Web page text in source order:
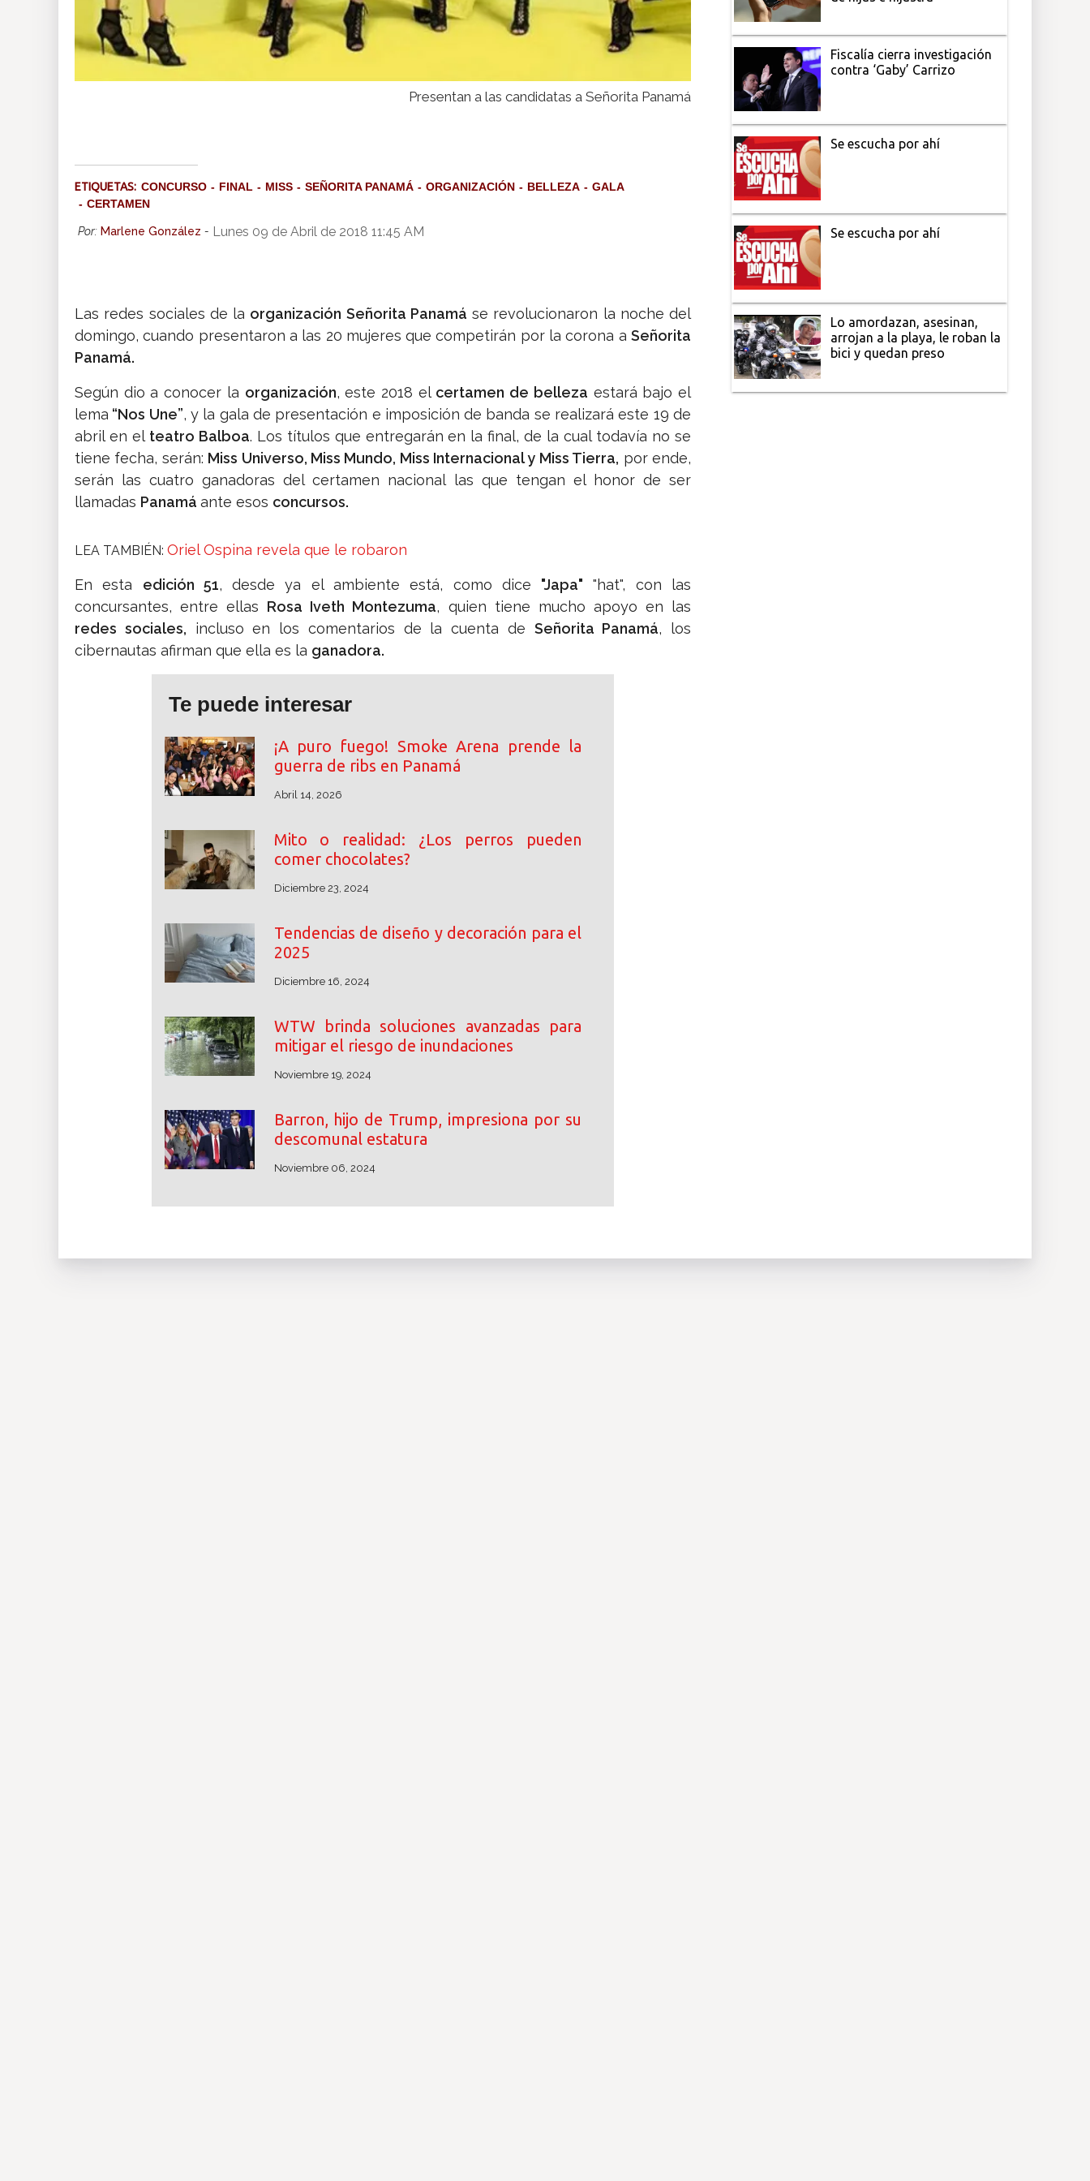
Presentan a las candidatas a Señorita Panamá
ETIQUETAS: CONCURSO FINAL MISS SEÑORITA PANAMÁ ORGANIZACIÓN BELLEZA
GALA
CERTAMEN
Por: Marlene González - Lunes 09 de Abril de 2018 11:45 AM
Las redes sociales de la organización Señorita Panamá se revolucionaron la noche del
domingo, cuando presentaron a las 20 mujeres que competirán por la corona a Señorita
Panamá.
Según dio a conocer la organización, este 2018 el certamen de belleza estará bajo el
lema “Nos Une”, y la gala de presentación e imposición de banda se realizará este 19 de
abril en el teatro Balboa. Los títulos que entregarán en la final, de la cual todavía no se
tiene fecha, serán: Miss Universo, Miss Mundo, Miss Internacional y Miss Tierra, por ende,
serán las cuatro ganadoras del certamen nacional las que tengan el honor de ser
llamadas Panamá ante esos concursos.
LEA TAMBIÉN: Oriel Ospina revela que le robaron
En esta edición 51, desde ya el ambiente está, como dice "Japa" "hat", con las
concursantes, entre ellas Rosa Iveth Montezuma, quien tiene mucho apoyo en las
redes sociales, incluso en los comentarios de la cuenta de Señorita Panamá, los
cibernautas afirman que ella es la ganadora.
Te puede interesar
¡A puro fuego! Smoke Arena prende la
guerra de ribs en Panamá
Abril 14, 2026
Mito o realidad: ¿Los perros pueden
comer chocolates?
Diciembre 23, 2024
Tendencias de diseño y decoración para el
2025
Diciembre 16, 2024
WTW brinda soluciones avanzadas para
mitigar el riesgo de inundaciones
Noviembre 19, 2024
Barron, hijo de Trump, impresiona por su
descomunal estatura
Noviembre 06, 2024
Fiscalía cierra investigación
contra ‘Gaby’ Carrizo
Se escucha por ahí
Se escucha por ahí
Lo amordazan, asesinan,
arrojan a la playa, le roban la
bici y quedan preso